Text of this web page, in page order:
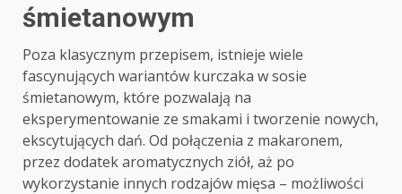
śmietanowym
Poza klasycznym przepisem, istnieje wiele
fascynujących wariantów kurczaka w sosie
śmietanowym, które pozwalają na
eksperymentowanie ze smakami i tworzenie nowych,
ekscytujących dań. Od połączenia z makaronem,
przez dodatek aromatycznych ziół, aż po
wykorzystanie innych rodzajów mięsa – możliwości